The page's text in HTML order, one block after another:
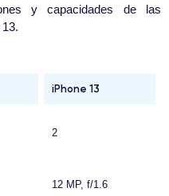
y capacidades de las
iPhone 13
2
12 MP, f/1.6